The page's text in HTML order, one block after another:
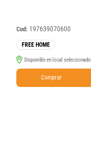
Cod: 197639070600
FREE HOME
Disponible en local seleccionado
Comprar